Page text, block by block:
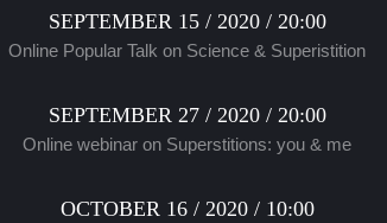
SEPTEMBER 15 / 2020 / 20:00
Online Popular Talk on Science & Superistition
SEPTEMBER 27 / 2020 / 20:00
Online webinar on Superstitions: you & me
OCTOBER 16 / 2020 / 10:00